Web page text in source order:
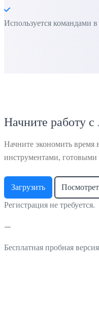
Используется командами
Начните работу
Начните экономить время
инструментами, готовыми
Загрузить
Регистрация не требуется.
Бесплатная пробная